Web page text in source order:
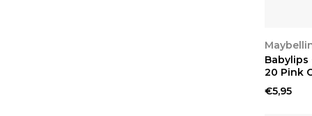
Babylips
20 Pink
€5,95